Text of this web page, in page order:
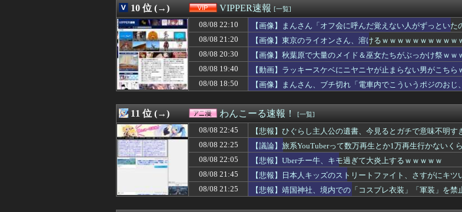
08/08 21:58
【朗報】渡辺莉奈(17)、色白ムチムチ太ももが・・・！！！
08/08 21:57
都繁華街のガード下で小さな冷たい空気の塊に顔を突っ込んだ途端なぜか
08/08 21:57
ボロ戸建て契約予約しちゃった
08/08 21:57
彼と初めての夜。私「痛い！どうしたの？」彼「実は俺、不能なんだ…」
08/08 21:57
1人暮らしの親友の家へ。広くて駅近、なのに格安…と来たら何か起きる
08/08 21:57
仙台 寒いです（みなさんの住んでるところは、暑いですか？）
08/08 21:57
チャレンジの答えを丸写しして、宿題はやった詐欺だったことが発覚し、
08/08 21:57
【人生終了のお知らせ】パーティで出会った女とフリンしたら脅迫された
08/08 21:55
「外国人受け入れ反対」大幅増 東大調査、若い世代で多く
08/08 21:55
2026年度 暑さのピークはいったん終了かも [8/8]
08/08 21:54
【朗報】HIKAKINの鬼茶、怒りの半額セール怪開始
08/08 21:52
【FF14】Switch2版の携帯モードで絶アレキサンダー討滅戦をクリアした猛
08/08 21:52
【阪神】京セラDの観客が一斉に帰路につく寂しい光景 ８回代打立石正
08/08 21:52
【画像】セブンイレブンのバイト「AIにちいかわの画像を食わせてっと
08/08 21:52
イラン最高指導者のモジタバ・ハメネイ師が「危篤状態」？ イラン大統領
【速報】日本サッカー、ついに206cmのドリブラーが出てくるｗｗｗｗｗ
安川電機の人事がガチで美人すぎると話題に…（※画像あり）
08/08 21:50
【悲報】帰宅すると家政婦以下の扱い…耐え続けた男の決断がこれｗｗｗ
10 位 (→) VIPPER速報 [一覧]
08/08 22:10
【画像】まんさん「オフ会に呼んだ覚えない人がずっといた
08/08 21:20
【画像】東京のライオンさん、溶けるｗｗｗｗｗｗｗｗｗｗ
08/08 20:30
【画像】秋葉原で大量のメイド＆巫女たちがぶっかけ祭ｗｗ
08/08 19:40
【動画】ラッキースケベにニヤニヤが止まらない男がこち
08/08 18:50
【画像】まんさん、ブチ切れ「電車内でこういうポジのお
11 位 (→) わんこーる速報！ [一覧]
08/08 22:45
【悲報】ひぐらし主人公の遺書、今見るとガチで意味不明す
08/08 22:25
【議論】旅系YouTuberって数万再生とか1万再生行かないく
08/08 22:05
【悲報】Uberチー牛、キモ過ぎて大炎上するｗｗｗｗｗ
08/08 21:45
【悲報】日本人キッズのストリートファイト、さすがにキツ
08/08 21:25
【悲報】靖国神社、境内での「コスプレ衣装」「軍装」を禁